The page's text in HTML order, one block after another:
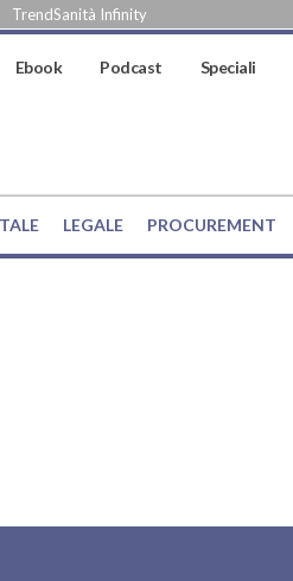
TrendSanità Infinity
Ebook Podcast Speciali
LEGALE PROCUREMENT